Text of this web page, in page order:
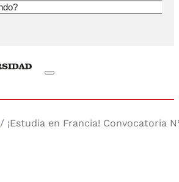
/ ¡Estudia en Francia! Convocatoria